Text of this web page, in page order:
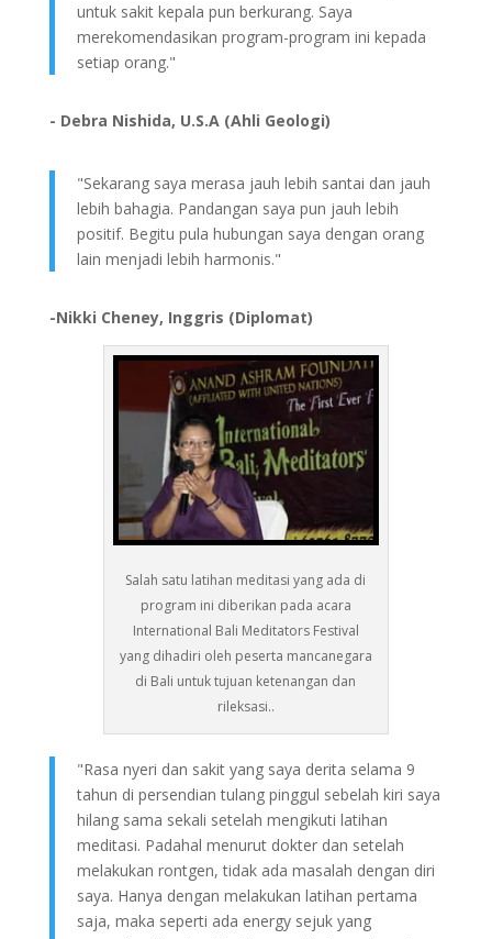
untuk sakit kepala pun berkurang. Saya
merekomendasikan program-program ini kepada
setiap orang."
- Debra Nishida, U.S.A (Ahli Geologi)
"Sekarang saya merasa jauh lebih santai dan jauh
lebih bahagia. Pandangan saya pun jauh lebih
positif. Begitu pula hubungan saya dengan orang
lain menjadi lebih harmonis."
-Nikki Cheney, Inggris (Diplomat)
Salah satu latihan meditasi yang ada di
program ini diberikan pada acara
International Bali Meditators Festival
yang dihadiri oleh peserta mancanegara
di Bali untuk tujuan ketenangan dan
rileksasi..
"Rasa nyeri dan sakit yang saya derita selama 9
tahun di persendian tulang pinggul sebelah kiri saya
hilang sama sekali setelah mengikuti latihan
meditasi. Padahal menurut dokter dan setelah
melakukan rontgen, tidak ada masalah dengan diri
saya. Hanya dengan melakukan latihan pertama
saja, maka seperti ada energy sejuk yang